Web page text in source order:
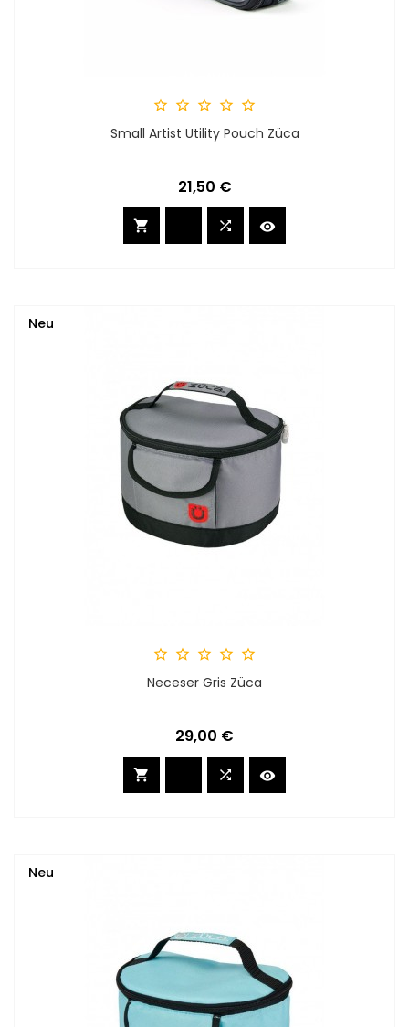
    
Small Artist Utility Pouch Züca
Preis
21,50 €
  
    
Neceser Gris Züca
Preis
29,00 €
  
Neu
Neu